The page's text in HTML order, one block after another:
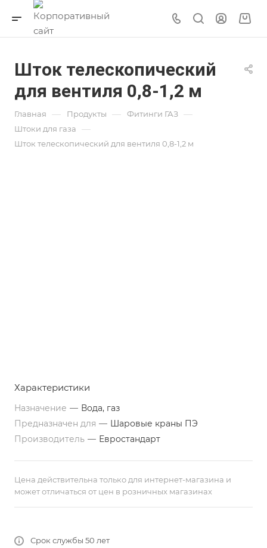
Шток телескопический
для вентиля 0,8-1,2 м
Главная — Продукты — Фитинги ГАЗ —
Штоки для газа —
Шток телескопический для вентиля 0,8-1,2 м
Характеристики
Назначение — Вода, газ
Предназначен для — Шаровые краны ПЭ
Производитель — Евростандарт
Цена действительна только для интернет-магазина и
может отличаться от цен в розничных магазинах
Срок службы 50 лет